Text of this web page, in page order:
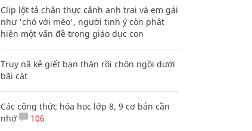
Clip lột tả chân thực cảnh anh trai và em gái
như 'chó với mèo', người tinh ý còn phát
hiện một vấn đề trong giáo dục con
Truy nã kẻ giết bạn thân rồi chôn ngồi dưới
bãi cát
Các công thức hóa học lớp 8, 9 cơ bản cần
nhớ
106